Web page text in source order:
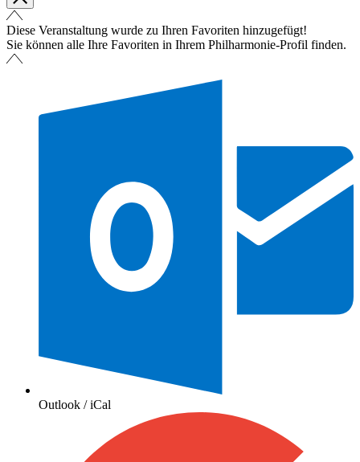
Diese Veranstaltung wurde zu Ihren Favoriten hinzugefügt!
Sie können alle Ihre Favoriten in Ihrem Philharmonie-Profil finden.
Outlook / iCal